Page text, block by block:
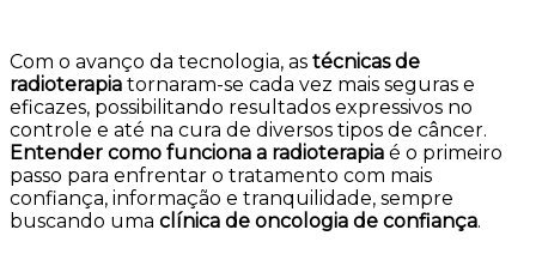
Com o avanço da tecnologia, as técnicas de
radioterapia tornaram-se cada vez mais seguras e
eficazes, possibilitando resultados expressivos no
controle e até na cura de diversos tipos de câncer.
Entender como funciona a radioterapia é o primeiro
passo para enfrentar o tratamento com mais
confiança, informação e tranquilidade, sempre
buscando uma clínica de oncologia de confiança.